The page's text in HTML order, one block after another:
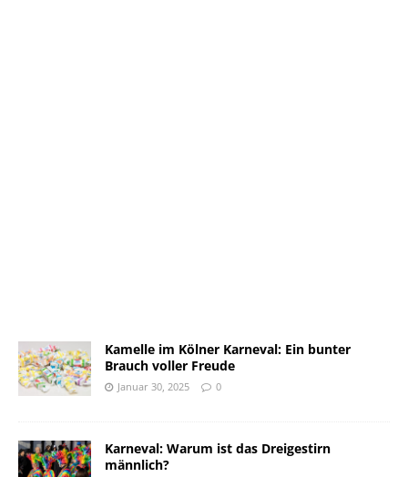
Kamelle im Kölner Karneval: Ein bunter
Brauch voller Freude
Januar 30, 2025 0
Karneval: Warum ist das Dreigestirn
männlich?